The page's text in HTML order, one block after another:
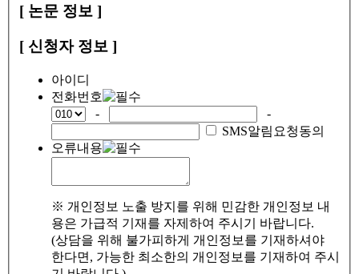
[ 논문 정보 ]
[ 신청자 정보 ]
아이디
전화번호
-
-
SMS알림요청동의
오류내용
※ 개인정보 노출 방지를 위해 민감한 개인정보 내
용은 가급적 기재를 자제하여 주시기 바랍니다.
(상담을 위해 불가피하게 개인정보를 기재하셔야
한다면, 가능한 최소한의 개인정보를 기재하여 주시